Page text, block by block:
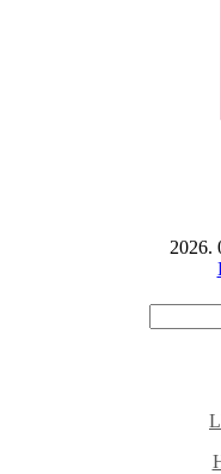
2026.